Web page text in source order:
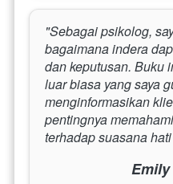
"Sebagai psikolog,
bagaimana indera
dan keputusan. Buku
luar biasa yang saya
menginformasikan
pentingnya
terhadap suasana